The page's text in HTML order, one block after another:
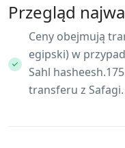
Przegląd
Ceny obejmują
egipski) w
Sahl
transferu z Safagi.